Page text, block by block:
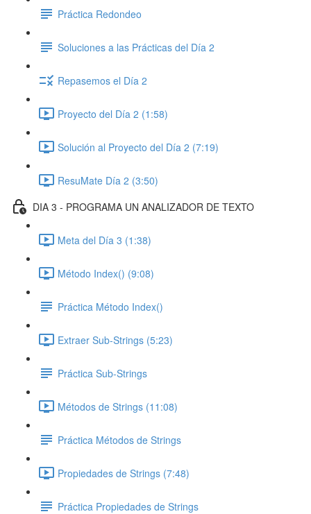
Práctica Redondeo
Soluciones a las Prácticas del Día 2
Repasemos el Día 2
Proyecto del Día 2 (1:58)
Solución al Proyecto del Día 2 (7:19)
ResuMate Día 2 (3:50)
DIA 3 - PROGRAMA UN ANALIZADOR DE TEXTO
Meta del Día 3 (1:38)
Método Index() (9:08)
Práctica Método Index()
Extraer Sub-Strings (5:23)
Práctica Sub-Strings
Métodos de Strings (11:08)
Práctica Métodos de Strings
Propiedades de Strings (7:48)
Práctica Propiedades de Strings